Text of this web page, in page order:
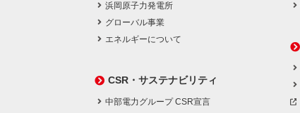
浜岡原子力発電所
グローバル事業
エネルギーについて
CSR・サステナビリティ
中部電力グループ CSR宣言